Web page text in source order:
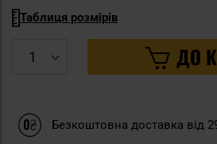
Таблиця розмірів
ДО
Безкоштовна доставка від